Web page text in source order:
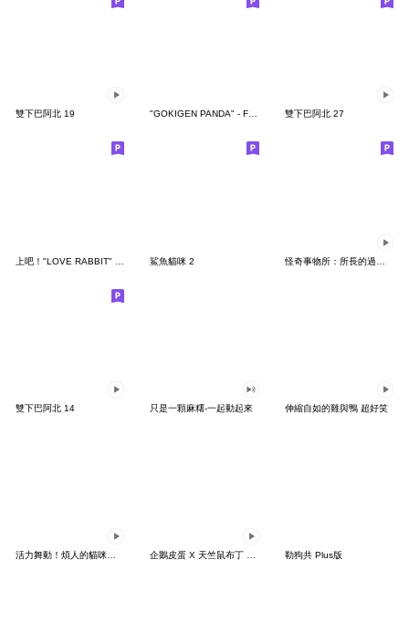
雙下巴阿北 19 "GOKIGEN PANDA" - Feeling / global 雙下巴阿北 27
鯊魚貓咪 2
雙下巴阿北 14 只是一顆麻糬-一起動起來 伸縮自如的雞與鴨 超好笑
活力舞動！煩人的貓咪★迷你版 2 企鵝皮蛋 X 天竺鼠布丁 有點厭世 勒狗共 Plus版